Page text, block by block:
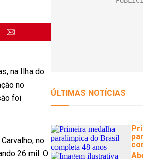
na Ilha do
no
foi
no
26 mil. O